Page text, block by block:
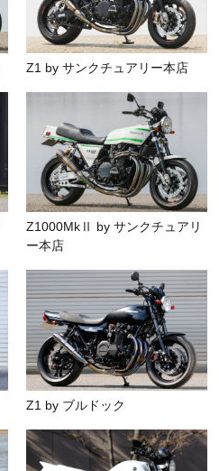
Z1 by サンクチュアリー本店
Z1000MkⅡ by サンクチュアリ
ー本店
Z1 by ブルドック